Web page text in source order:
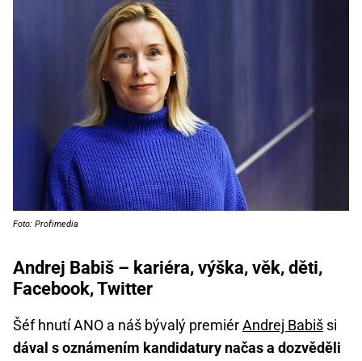
Foto: Profimedia
Andrej Babiš – kariéra, výška, věk, děti,
Facebook, Twitter
Šéf hnutí ANO a náš bývalý premiérAndrej Babiš si
dával s oznámením kandidatury načas a dozvěděli